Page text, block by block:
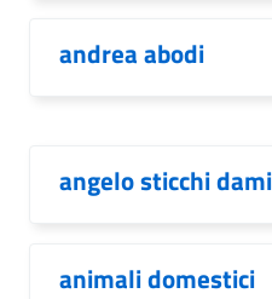
andrea abodi
angelo sticchi
animali domestici